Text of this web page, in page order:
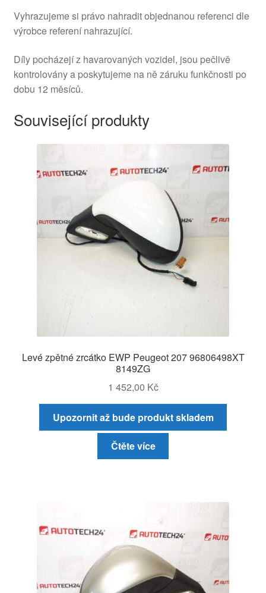
Vyhrazujeme si právo nahradit objednanou referenci dle
výrobce referení nahrazující.
Díly pocházejí z havarovaných vozidel, jsou pečlivě
kontrolovány a poskytujeme na ně záruku funkčnosti po
dobu 12 měsíců.
Související produkty
Levé zpětné zrcátko EWP Peugeot 207 96806498XT
8149ZG
1 452,00 Kč
Upozornit až bude produkt skladem
Čtěte více